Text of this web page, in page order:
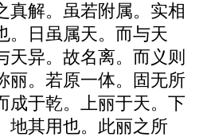
真解。虽若附属。实相
。日虽属天。而与天
天异。故名离。而义则
丽。若原一体。固无所
成于乾。上丽于天。下
地其用也。此丽之所